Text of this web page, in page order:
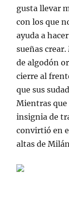
gusta llevar
con los que
ayuda a
sueñas
de algodón
cierre al
que sus
Mientras
insignia de
convirtió en
altas de